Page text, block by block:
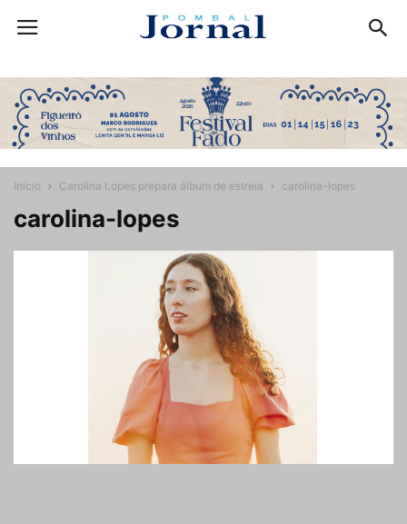
Início Carolina Lopes prepara álbum de estreia carolina-lopes
carolina-lopes